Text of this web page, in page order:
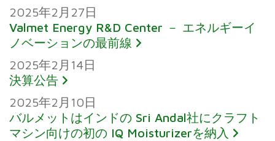
2025年2月27日
Valmet Energy R&D Center － エネルギーイ
ノベーションの最前線
2025年2月14日
決算公告
2025年2月10日
バルメットはインドの Sri Andal社にクラフト
マシン向けの初の IQ Moisturizerを納入